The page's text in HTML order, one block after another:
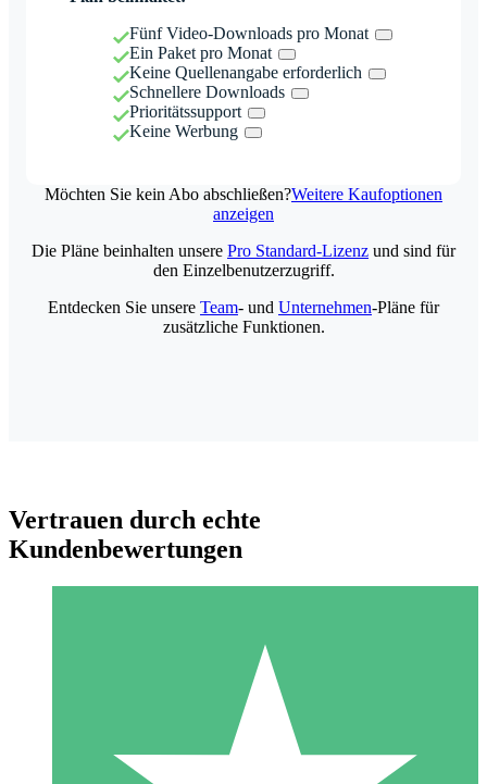
Fünf Video-Downloads pro Monat
Ein Paket pro Monat
Keine Quellenangabe erforderlich
Schnellere Downloads
Prioritätssupport
Keine Werbung
Möchten Sie kein Abo abschließen?Weitere Kaufoptionen
anzeigen
Individuelle Credit-Pakete
Zahlen Sie nach Bedarf mit Download-Credits. Keine
monatliche Verpflichtung erforderlich.
Die Pläne beinhalten unsere Pro Standard-Lizenz und sind für
den Einzelbenutzerzugriff.
Entdecken Sie unsere Team- und Unternehmen-Pläne für
zusätzliche Funktionen.
Vertrauen durch echte
Kundenbewertungen